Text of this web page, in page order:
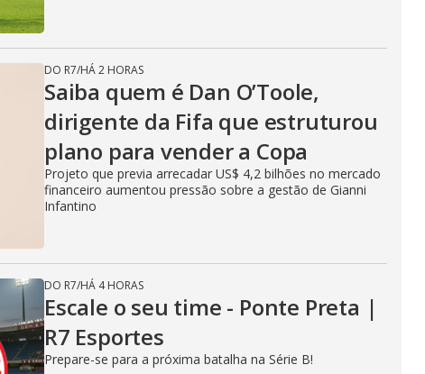
DO R7/HÁ 2 HORAS
Saiba quem é Dan O’Toole,
dirigente da Fifa que estruturou
plano para vender a Copa
Projeto que previa arrecadar US$ 4,2 bilhões no mercado
financeiro aumentou pressão sobre a gestão de Gianni
Infantino
DO R7/HÁ 4 HORAS
Escale o seu time - Ponte Preta |
R7 Esportes
Prepare-se para a próxima batalha na Série B!